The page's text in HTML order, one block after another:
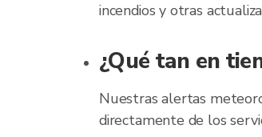
incendios y otras
¿Qué tan en
Nuestras alertas
directamente de los